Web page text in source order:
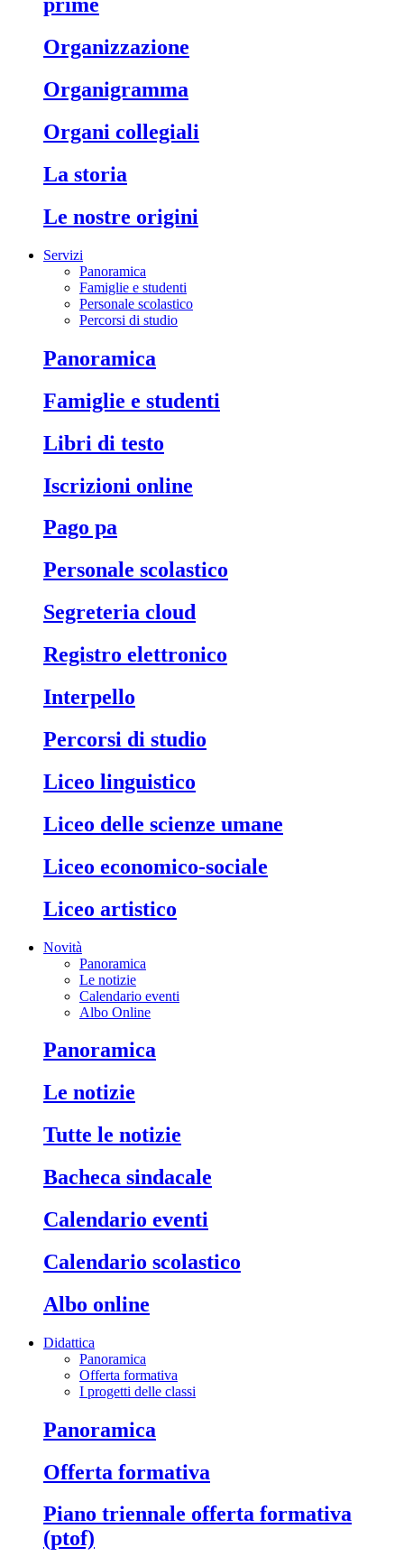
prime
organizzazione
organigramma
organi collegiali
la storia
le nostre origini
Servizi
Panoramica
Famiglie e studenti
Personale scolastico
Percorsi di studio
panoramica
famiglie e studenti
libri di testo
iscrizioni online
pago pa
personale scolastico
segreteria cloud
registro elettronico
interpello
percorsi di studio
liceo linguistico
liceo delle scienze umane
liceo economico-sociale
liceo artistico
Novità
Panoramica
Le notizie
Calendario eventi
Albo Online
panoramica
le notizie
tutte le notizie
bacheca sindacale
calendario eventi
calendario scolastico
albo online
Didattica
Panoramica
Offerta formativa
I progetti delle classi
panoramica
offerta formativa
piano triennale offerta formativa
(ptof)